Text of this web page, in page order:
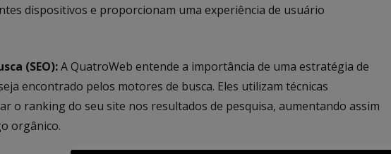
dispositivos e proporcionam uma experiência de usuário
(SEO):A QuatroWeb entende a importância de uma estratégia de
encontrado pelos motores de busca. Eles utilizam técnicas
o ranking do seu site nos resultados de pesquisa, aumentando assim
orgânico.